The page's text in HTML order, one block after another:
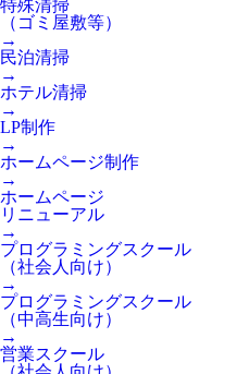
特殊清掃
（ゴミ屋敷等）
→
民泊清掃
→
ホテル清掃
→
LP制作
→
ホームページ制作
→
ホームページ
リニューアル
→
プログラミングスクール
（社会人向け）
→
プログラミングスクール
（中高生向け）
→
営業スクール